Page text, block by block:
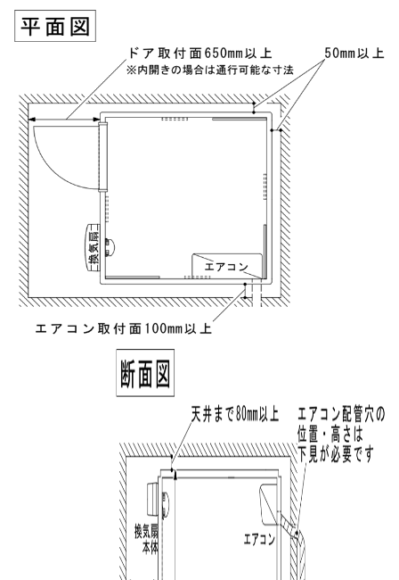
実質年率%
Please enter the security code
6 + 6 =